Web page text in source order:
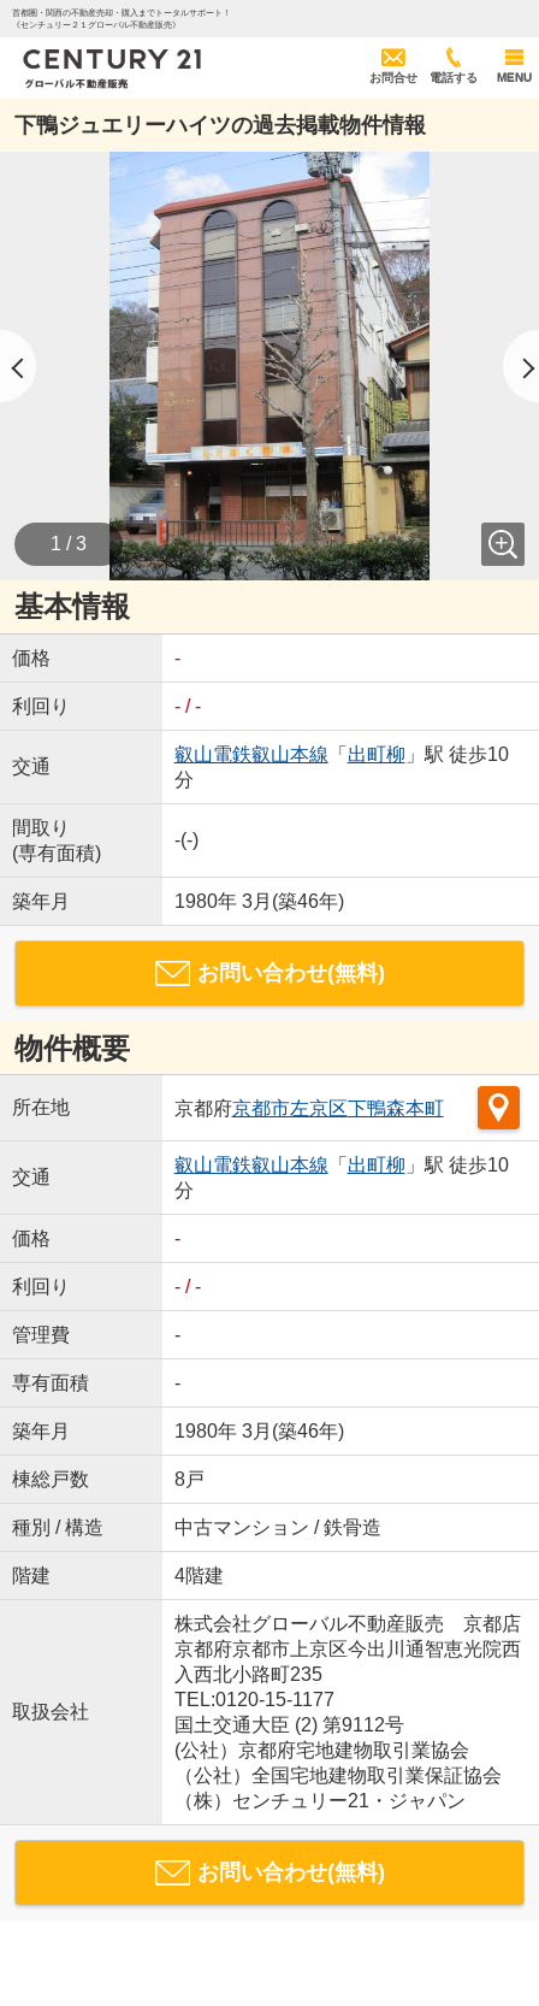
首都圏・関西の不動産売却・購入までトータルサポート！
《センチュリー２１グローバル不動産販売》
お問合せ 電話する MENU
下鴨ジュエリーハイツの過去掲載物件情報
1 / 3
基本情報
価格 -
利回り - / -
交通
叡山電鉄叡山本線 「 出町柳 」駅 徒歩10
分
間取り
(専有面積)
-(-)
築年月 1980年 3月(築46年)
お問い合わせ(無料)
物件概要
所在地 京都府京都市左京区下鴨森本町
交通
叡山電鉄叡山本線 「 出町柳 」駅 徒歩10
分
価格 -
利回り - / -
管理費 -
専有面積 -
築年月 1980年 3月(築46年)
棟総戸数 8戸
種別 / 構造 中古マンション / 鉄骨造
階建 4階建
取扱会社
株式会社グローバル不動産販売 京都店
京都府京都市上京区今出川通智恵光院西
入西北小路町235
TEL:0120-15-1177
国土交通大臣 (2) 第9112号
(公社）京都府宅地建物取引業協会
（公社）全国宅地建物取引業保証協会
（株）センチュリー21・ジャパン
お問い合わせ(無料)